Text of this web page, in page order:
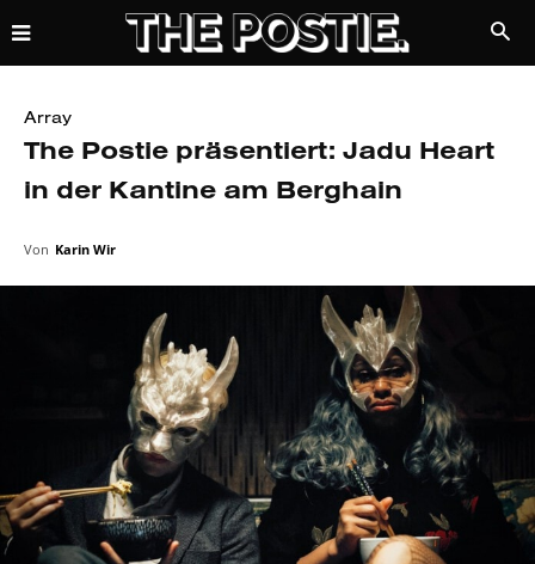
Array
The Postie präsentiert: Jadu Heart
in der Kantine am Berghain
Von Karin Wir